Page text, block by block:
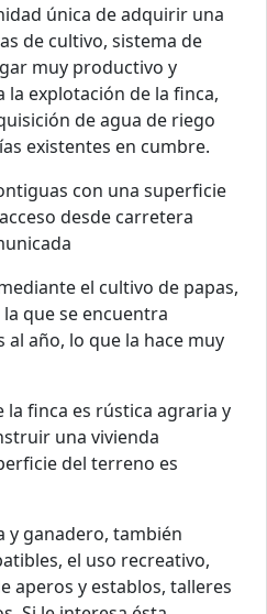
única de adquirir una
de cultivo, sistema de
muy productivo y
explotación de la finca,
de agua de riego
existentes en cumbre.
con una superficie
desde carretera
el cultivo de papas,
que se encuentra
año, lo que la hace muy
la finca es rústica agraria y
una vivienda
del terreno es
y ganadero, también
el uso recreativo,
aperos y establos, talleres